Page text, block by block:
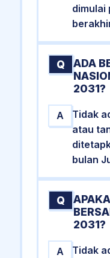
dimulai
Q
ADA
2031?
A
Tidak
atau
bulan
Q
2031?
A
Tidak